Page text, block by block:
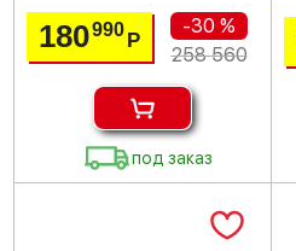
180990Р
-30 %
258 560
под заказ